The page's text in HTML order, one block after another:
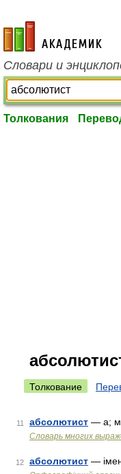
academic.ru
Словари и
Толкования
Толкование
11 абсолютист — а; м.
Словарь многих
12 абсолютист —